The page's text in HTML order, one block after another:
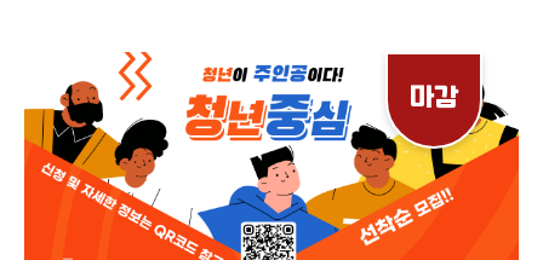
추첨에 참여 해보세요 ! ?11월 8일 금요일? 19:00 ~ 19:30 ㅣ기념식 :
해봄송 공연, 내빈 축사, 기념행사 19:30 ~ 21:00 ㅣ초청 가수 공연 및 청
년 고민 토크 * 초청 가수 : GR2N!(그린), ratel, 심상명 ?"자연"스럽고 꾸
밈없이, 유기농 감성을 노래하는 무해한 매력의 락밴드! "GR2N!(그린)" ?마
르지 않는 오아시스 "ratel" ? 삶을 노래하는 싱어송라이터 "심상명"
? 모집기간 | 2024년 11월 7일(목) 까지 *선착순 모집으로, 신청현황에 따
라 조기마감이 될 수 있습니다. ? 모집대상 | 청년 누구나 ? 진행장소 |
대구공연예술연습공간 대명홀 (대구 남구 명덕로 42) ?문의 ▪️ 남구청년
마감